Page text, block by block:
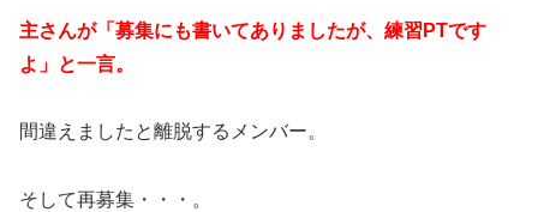
主さんが「募集にも書いてありましたが、練習PTです
よ」と一言。
間違えましたと離脱するメンバー。
そして再募集・・・。